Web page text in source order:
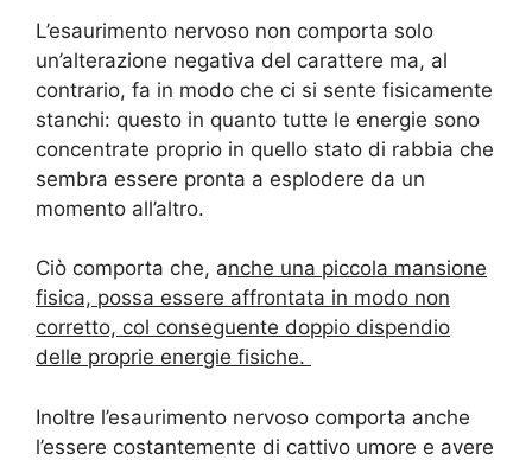
L’esaurimento nervoso non comporta solo
un’alterazione negativa del carattere ma, al
contrario, fa in modo che ci si sente fisicamente
stanchi: questo in quanto tutte le energie sono
concentrate proprio in quello stato di rabbia che
sembra essere pronta a esplodere da un
momento all’altro.
Ciò comporta che, anche una piccola mansione
fisica, possa essere affrontata in modo non
corretto, col conseguente doppio dispendio
delle proprie energie fisiche.
Inoltre l’esaurimento nervoso comporta anche
l’essere costantemente di cattivo umore e avere